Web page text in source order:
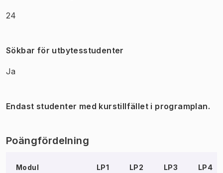
24
Sökbar för utbytesstudenter
Ja
Endast studenter med kurstillfället i programplan.
Poängfördelning
Modul LP1 LP2 LP3 LP4